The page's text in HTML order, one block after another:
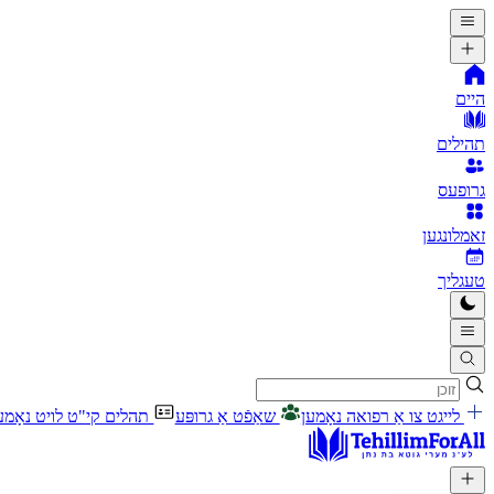
היים
תהילים
גרופעס
זאמלונגען
טעגליך
לייגט צו אַ רפואה נאָמען שאַפֿט אַ גרופּע תהלים קי"ט לויט